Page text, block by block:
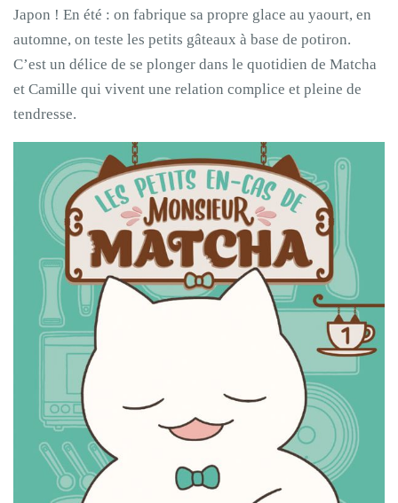
Japon ! En été : on fabrique sa propre glace au yaourt, en
automne, on teste les petits gâteaux à base de potiron.
C’est un délice de se plonger dans le quotidien de Matcha
et Camille qui vivent une relation complice et pleine de
tendresse.